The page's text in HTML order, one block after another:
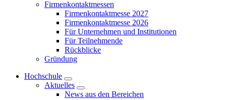
Firmenkontaktmessen
Firmenkontaktmesse 2027
Firmenkontaktmesse 2026
Für Unternehmen und Institutionen
Für Teilnehmende
Rückblicke
Gründung
Hochschule
Aktuelles
News aus den Bereichen